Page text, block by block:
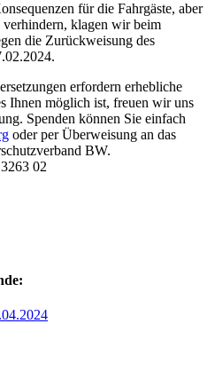
für die Fahrgäste, aber
klagen wir beim
die Zurückweisung des
erfordern erhebliche
Ihnen möglich ist, freuen wir uns
Spenden können Sie einfach
oder per Überweisung an das
BW.
02